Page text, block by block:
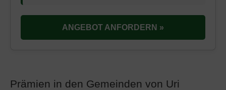
ANGEBOT ANFORDERN »
Prämien in den Gemeinden von Uri